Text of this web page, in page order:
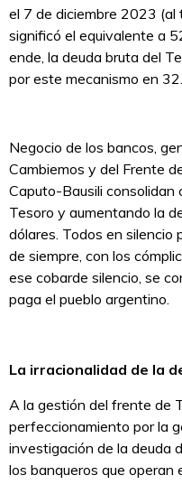
el 7 de diciembre 2023
significó el equivalente a
ende, la deuda bruta del
por este mecanismo en
Negocio de los bancos,
Cambiemos y del Frente
Caputo-Bausili
Tesoro y aumentando la
dólares. Todos en silencio
de siempre, con los
ese cobarde silencio, se
paga el pueblo argentino.
La irracionalidad de la
A la gestión del frente de
perfeccionamiento por la
investigación de la deuda
los banqueros que operan